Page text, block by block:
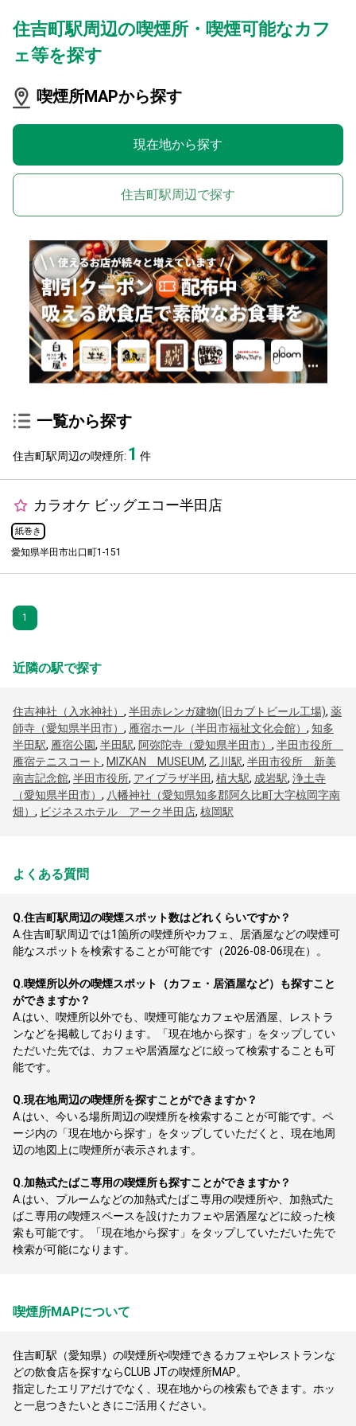
住吉町駅周辺の喫煙所・喫煙可能なカフ
ェ等を探す
喫煙所MAPから探す
現在地から探す
住吉町駅周辺で探す
一覧から探す
住吉町駅周辺の喫煙所: 1 件
カラオケ ビッグエコー半田店
紙巻き
愛知県半田市出口町1-151
1
近隣の駅で探す
住吉神社（入水神社） , 半田赤レンガ建物(旧カブトビール工場), 薬
師寺（愛知県半田市） , 雁宿ホール（半田市福祉文化会館） , 知多
半田駅, 雁宿公園, 半田駅, 阿弥陀寺（愛知県半田市） , 半田市役所
雁宿テニスコート, MIZKAN MUSEUM, 乙川駅, 半田市役所 新美
南吉記念館, 半田市役所, アイプラザ半田, 植大駅, 成岩駅, 浄土寺
（愛知県半田市） , 八幡神社（愛知県知多郡阿久比町大字椋岡字南
畑） , ビジネスホテル アーク半田店, 椋岡駅
よくある質問
Q.住吉町駅周辺の喫煙スポット数はどれくらいですか？
A.住吉町駅周辺では1箇所の喫煙所やカフェ、居酒屋などの喫煙可
能なスポットを検索することが可能です（2026-08-06現在）。
Q.喫煙所以外の喫煙スポット（カフェ・居酒屋など）も探すこと
ができますか？
A. はい、喫煙所以外でも、喫煙可能なカフェや居酒屋、レストラ
ンなどを掲載しております。「現在地から探す」をタップしてい
ただいた先では、カフェや居酒屋などに絞って検索することも可
能です。
Q.現在地周辺の喫煙所を探すことができますか？
A. はい、今いる場所周辺の喫煙所を検索することが可能です。ペ
ージ内の「現在地から探す」をタップしていただくと、現在地周
辺の地図上に喫煙所が表示されます。
Q.加熱式たばこ専用の喫煙所も探すことができますか？
A. はい、プルームなどの加熱式たばこ専用の喫煙所や、加熱式た
ばこ専用の喫煙スペースを設けたカフェや居酒屋などに絞った検
索も可能です。「現在地から探す」をタップしていただいた先で
検索が可能になります。
喫煙所MAPについて
住吉町駅（愛知県）の喫煙所や喫煙できるカフェやレストランな
どの飲食店を探すならCLUB JTの喫煙所MAP。
指定したエリアだけでなく、現在地からの検索もできます。ホッ
と一息つきたいときにご活用ください。